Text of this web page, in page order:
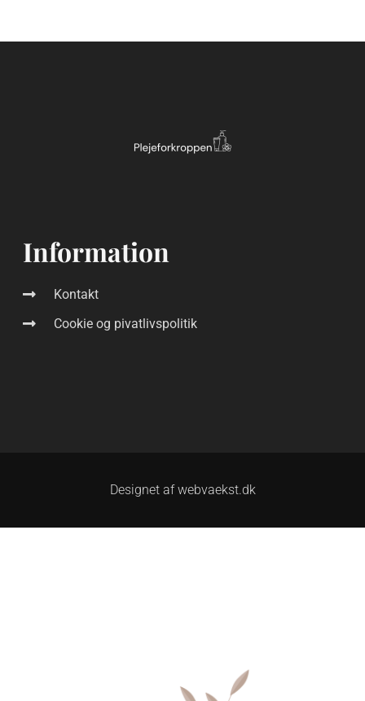
Information
Kontakt
Cookie og pivatlivspolitik
Designet af webvaekst.dk